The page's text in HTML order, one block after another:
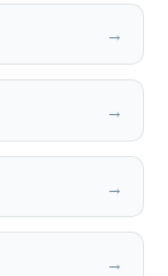
→
→
→
→